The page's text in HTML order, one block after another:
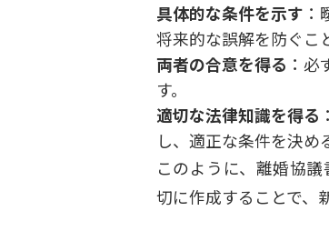
具体的な条件を示す
将来的な誤解を防ぐこ
両者の合意を得る ：
す。
適切な法律知識を得る
し、適正な条件を決め
このように、離婚協
切に作成することで、